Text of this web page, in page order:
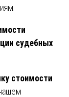
судебных
стоимости